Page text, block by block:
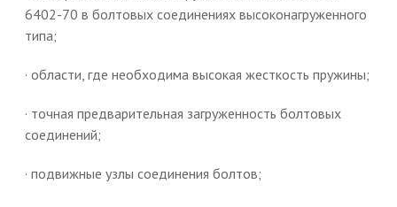
6402-70 в болтовых соединениях высоконагруженного
типа;
· области, где необходима высокая жесткость пружины;
· точная предварительная загруженность болтовых
соединений;
· подвижные узлы соединения болтов;